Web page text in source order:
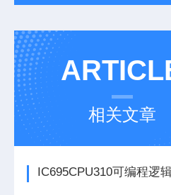
相关文章